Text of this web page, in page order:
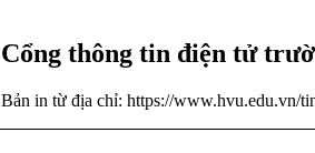
Cổng thông tin điện tử
Bản in từ địa chỉ: https://www.hvu.edu.vn/